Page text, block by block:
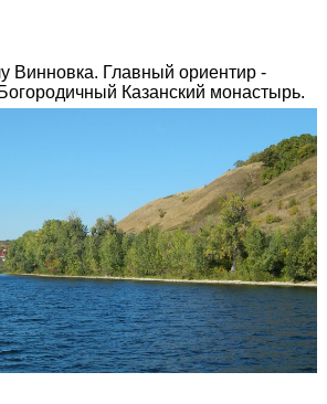
Винновка. Главный ориентир -
Казанский монастырь.